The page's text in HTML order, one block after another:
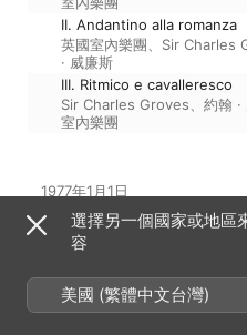
II. Andantino alla romanza
英國室內樂團
Sir Charles
· 威廉斯
III. Ritmico e cavalleresco
Sir Charles Groves
約翰 ·
室內樂團
1977年1月1日
3 首曲目・20 分鐘
℗ 1977 Sony Music
來自專輯
選擇另一個國家或地區
容
美國 (繁體中文台灣)